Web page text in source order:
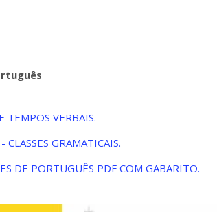
TEMPOS VERBAIS.
CLASSES GRAMATICAIS.
DE PORTUGUÊS PDF COM GABARITO.